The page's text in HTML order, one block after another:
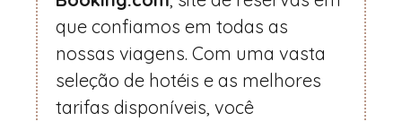
que confiamos em todas as
nossas viagens. Com uma vasta
seleção de hotéis e as melhores
tarifas disponíveis, você